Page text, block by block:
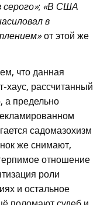
; «В США
в
от этой же
что данная
хаус, рассчитанный
а предельно
садомазохизм
же снимают,
отношение
роли
и остальное